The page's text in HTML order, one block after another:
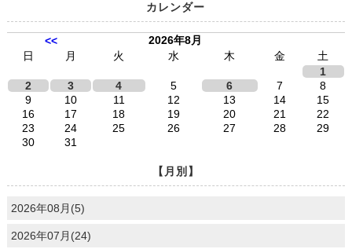
カレンダー
<<
2026年8月
日
月 火 水 木 金
土
1
2
3 4 5 6 7
8
9
10 11 12 13 14
15
16
17 18 19 20 21
22
23
24 25 26 27 28
29
30
31
【月別】
2026年08月(5)
2026年07月(24)